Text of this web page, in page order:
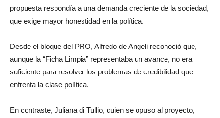
propuesta respondía a una demanda creciente de la sociedad,
que exige mayor honestidad en la política.
Desde el bloque del PRO, Alfredo de Angeli reconoció que,
aunque la “Ficha Limpia” representaba un avance, no era
suficiente para resolver los problemas de credibilidad que
enfrenta la clase política.
En contraste, Juliana di Tullio, quien se opuso al proyecto,